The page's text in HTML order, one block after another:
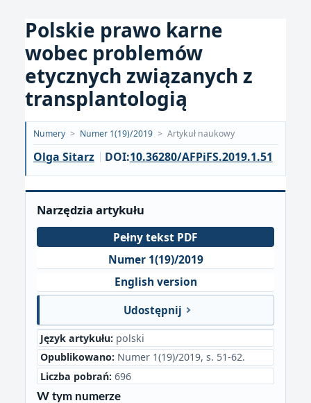
Polskie prawo karne
wobec problemów
etycznych związanych z
transplantologią
Opublikowano:
2019-
09-
30
Numery > Numer 1(19)/2019 > Artykuł naukowy
Olga Sitarz DOI:10.36280/AFPiFS.2019.1.51
Narzędzia artykułu
Pełny tekst PDF
Numer 1(19)/2019
English version
Udostępnij
Język artykułu: polski
Opublikowano: Numer 1(19)/2019, s. 51-62.
Liczba pobrań: 696
W tym numerze